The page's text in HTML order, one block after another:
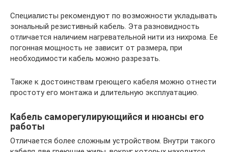
Специалисты рекомендуют по возможности укладывать
зональный резистивный кабель. Эта разновидность
отличается наличием нагревательной нити из нихрома. Ее
погонная мощность не зависит от размера, при
необходимости кабель можно разрезать.
Также к достоинствам греющего кабеля можно отнести
простоту его монтажа и длительную эксплуатацию.
Кабель саморегулирующийся и нюансы его
работы
Отличается более сложным устройством. Внутри такого